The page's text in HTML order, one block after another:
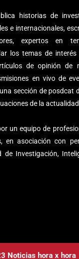
historias de
e internacionales,
expertos en
los temas de interés
de opinión de
en vivo de
sección de posdcat
de la
un equipo de
en asociación con
de Investigación,
Noticias hora x hora